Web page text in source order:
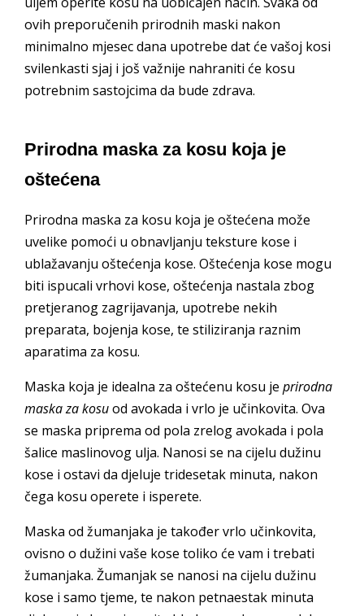
ovih preporučenih prirodnih maski nakon
minimalno mjesec dana upotrebe dat će vašoj kosi
svilenkasti sjaj i još važnije nahraniti će kosu
potrebnim sastojcima da bude zdrava.
Prirodna maska za kosu koja je
oštećena
Prirodna maska za kosu koja je oštećena može
uvelike pomoći u obnavljanju teksture kose i
ublažavanju oštećenja kose. Oštećenja kose mogu
biti ispucali vrhovi kose, oštećenja nastala zbog
pretjeranog zagrijavanja, upotrebe nekih
preparata, bojenja kose, te stiliziranja raznim
aparatima za kosu.
Maska koja je idealna za oštećenu kosu je prirodna
maska za kosuod avokada i vrlo je učinkovita. Ova
se maska priprema od pola zrelog avokada i pola
šalice maslinovog ulja. Nanosi se na cijelu dužinu
kose i ostavi da djeluje tridesetak minuta, nakon
čega kosu operete i isperete.
Maska od žumanjaka je također vrlo učinkovita,
ovisno o dužini vaše kose toliko će vam i trebati
žumanjaka. Žumanjak se nanosi na cijelu dužinu
kose i samo tjeme, te nakon petnaestak minuta